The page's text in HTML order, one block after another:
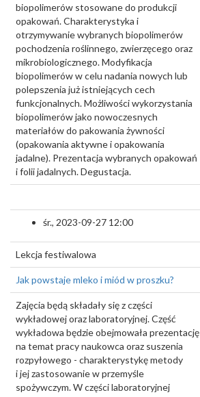
biopolimerów stosowane do produkcji
opakowań. Charakterystyka i
otrzymywanie wybranych biopolimerów
pochodzenia roślinnego, zwierzęcego oraz
mikrobiologicznego. Modyfikacja
biopolimerów w celu nadania nowych lub
polepszenia już istniejących cech
funkcjonalnych. Możliwości wykorzystania
biopolimerów jako nowoczesnych
materiałów do pakowania żywności
(opakowania aktywne i opakowania
jadalne). Prezentacja wybranych opakowań
i folii jadalnych. Degustacja.
śr., 2023-09-27 12:00
Lekcja festiwalowa
Jak powstaje mleko i miód w proszku?
Zajęcia będą składały się z części
wykładowej oraz laboratoryjnej. Część
wykładowa będzie obejmowała prezentację
na temat pracy naukowca oraz suszenia
rozpyłowego - charakterystykę metody
i jej zastosowanie w przemyśle
spożywczym. W części laboratoryjnej